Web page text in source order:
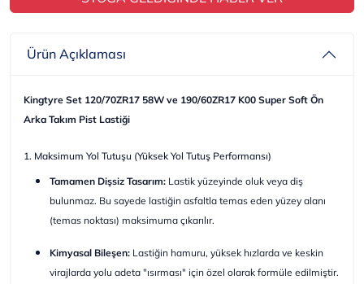
Ürün Açıklaması
Kingtyre Set 120/70ZR17 58W ve 190/60ZR17 K00 Super Soft Ön
Arka Takım Pist Lastiği
1. Maksimum Yol Tutuşu (Yüksek Yol Tutuş Performansı)
Tamamen Dişsiz Tasarım: Lastik yüzeyinde oluk veya diş
bulunmaz. Bu sayede lastiğin asfaltla temas eden yüzey alanı
(temas noktası) maksimuma çıkarılır.
Kimyasal Bileşen: Lastiğin hamuru, yüksek hızlarda ve keskin
virajlarda yolu adeta "ısırması" için özel olarak formüle edilmiştir.